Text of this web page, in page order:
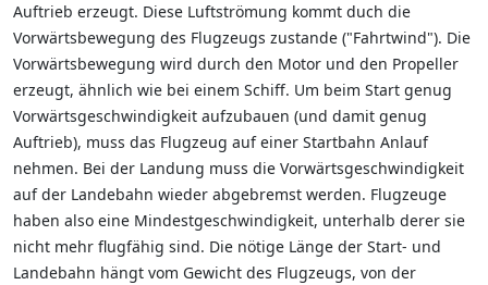
Auftrieb erzeugt. Diese Luftströmung kommt duch die
Vorwärtsbewegung des Flugzeugs zustande ("Fahrtwind"). Die
Vorwärtsbewegung wird durch den Motor und den Propeller
erzeugt, ähnlich wie bei einem Schiff. Um beim Start genug
Vorwärtsgeschwindigkeit aufzubauen (und damit genug
Auftrieb), muss das Flugzeug auf einer Startbahn Anlauf
nehmen. Bei der Landung muss die Vorwärtsgeschwindigkeit
auf der Landebahn wieder abgebremst werden. Flugzeuge
haben also eine Mindestgeschwindigkeit, unterhalb derer sie
nicht mehr flugfähig sind. Die nötige Länge der Start- und
Landebahn hängt vom Gewicht des Flugzeugs, von der